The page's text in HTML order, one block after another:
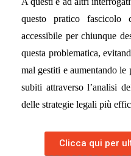
questo pratico
accessibile per chiunque
questa problematica,
mal gestiti e aumentando
subiti attraverso l’analisi
delle strategie legali più
Clicca qui per